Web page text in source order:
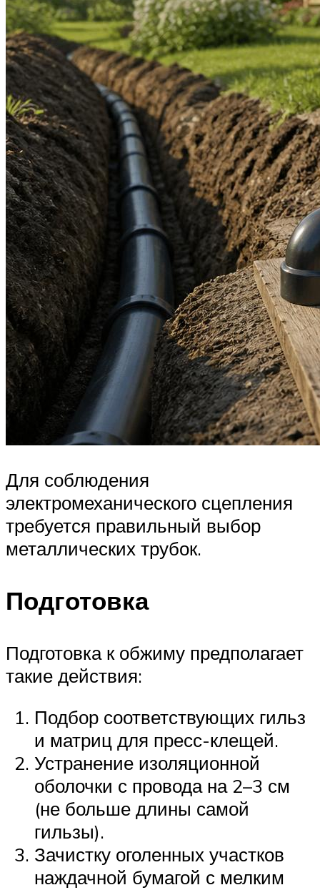
Для соблюдения
электромеханического сцепления
требуется правильный выбор
металлических трубок.
Подготовка
Подготовка к обжиму предполагает
такие действия:
Подбор соответствующих гильз
и матриц для пресс-клещей.
Устранение изоляционной
оболочки с провода на 2–3 см
(не больше длины самой
гильзы).
Зачистку оголенных участков
наждачной бумагой с мелким